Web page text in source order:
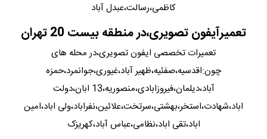
کاظمی،رسالت،عبدل آباد
تعمیرآیفون تصویری،در منطقه بیست 20 تهران
تعمیرات تخصصی ایفون تصویری،در محله های
چون:اقدسیه،صفئیه،ظهیر آباد،غیوری،جوانمرد،حمزه
آباد،دیلمان،فیروزابادی،منصوریه،13 ابان،دولت
اباد،شهادت،استخر،بهشتی،سرتخت،علائین،نفراباد،ولی اباد،امین
اباد،تقی اباد،نظامی،عباس آباد،کهریزک